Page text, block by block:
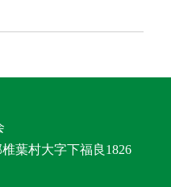
葉村大字下福良1826